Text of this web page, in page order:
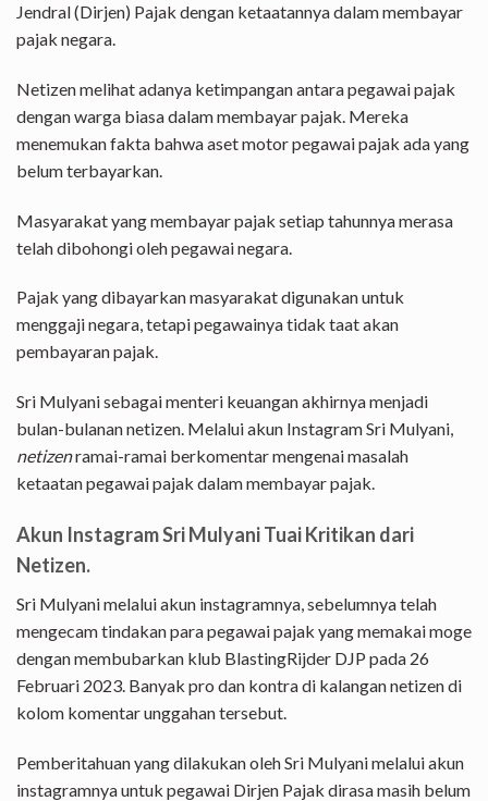
Jendral (Dirjen) Pajak dengan ketaatannya dalam membayar
pajak negara.
Netizen melihat adanya ketimpangan antara pegawai pajak
dengan warga biasa dalam membayar pajak. Mereka
menemukan fakta bahwa aset motor pegawai pajak ada yang
belum terbayarkan.
Masyarakat yang membayar pajak setiap tahunnya merasa
telah dibohongi oleh pegawai negara.
Pajak yang dibayarkan masyarakat digunakan untuk
menggaji negara, tetapi pegawainya tidak taat akan
pembayaran pajak.
Sri Mulyani sebagai menteri keuangan akhirnya menjadi
bulan-bulanan netizen. Melalui akun Instagram Sri Mulyani,
netizenramai-ramai berkomentar mengenai masalah
ketaatan pegawai pajak dalam membayar pajak.
Akun Instagram Sri Mulyani Tuai Kritikan dari
Netizen.
Sri Mulyani melalui akun instagramnya, sebelumnya telah
mengecam tindakan para pegawai pajak yang memakai moge
dengan membubarkan klub BlastingRijder DJP pada 26
Februari 2023. Banyak pro dan kontra di kalangan netizen di
kolom komentar unggahan tersebut.
Pemberitahuan yang dilakukan oleh Sri Mulyani melalui akun
instagramnya untuk pegawai Dirjen Pajak dirasa masih belum